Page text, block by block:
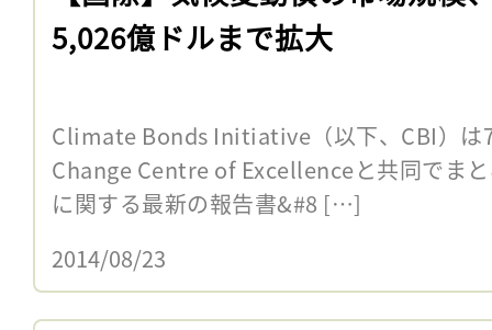
5,026億ドルまで拡大
Climate Bonds Initiative（以下、CBI）は
Change Centre of Excellenceと共同でま
に関する最新の報告書&#8 […]
2014/08/23